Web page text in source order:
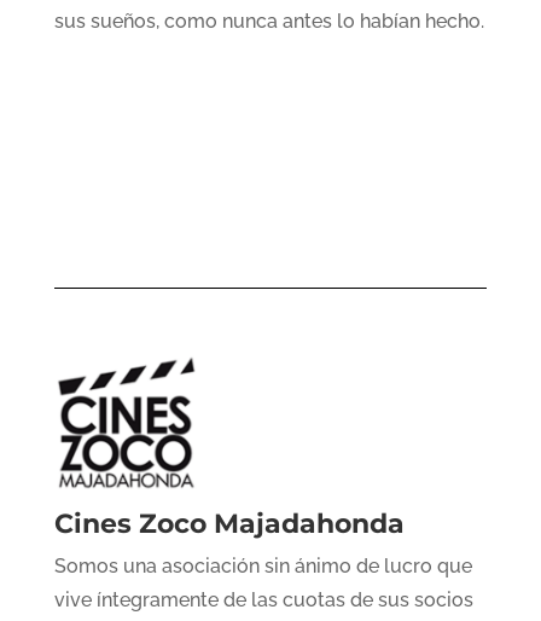
sus sueños, como nunca antes lo habían hecho.
Cines Zoco Majadahonda
Somos una asociación sin ánimo de lucro que
vive íntegramente de las cuotas de sus socios